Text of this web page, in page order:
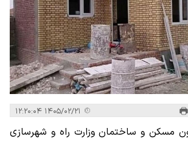
مسکن و ساختمان وزارت راه و شهرسازی